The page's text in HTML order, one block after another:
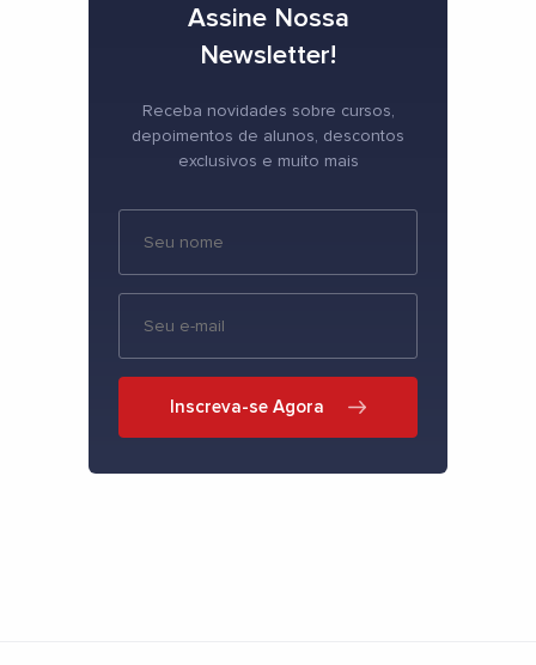
Assine Nossa
Newsletter!
Receba novidades sobre cursos,
depoimentos de alunos, descontos
exclusivos e muito mais
Inscreva-se Agora